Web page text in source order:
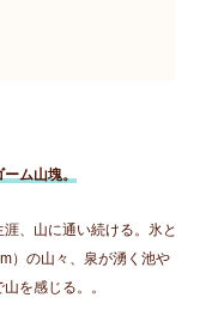
ーム山塊。
、山に通い続ける。氷と
）の山々、泉が湧く池や
を感じる。。